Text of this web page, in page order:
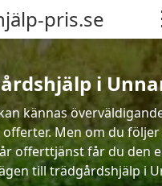
pris.se
i
kännas
Men om du
offerttjänst får du den
till trädgårdshjälp i